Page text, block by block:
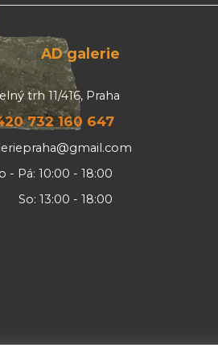
trh 11/416, Praha
732 160 647
- Pá: 10:00 - 18:00
13:00 - 18:00